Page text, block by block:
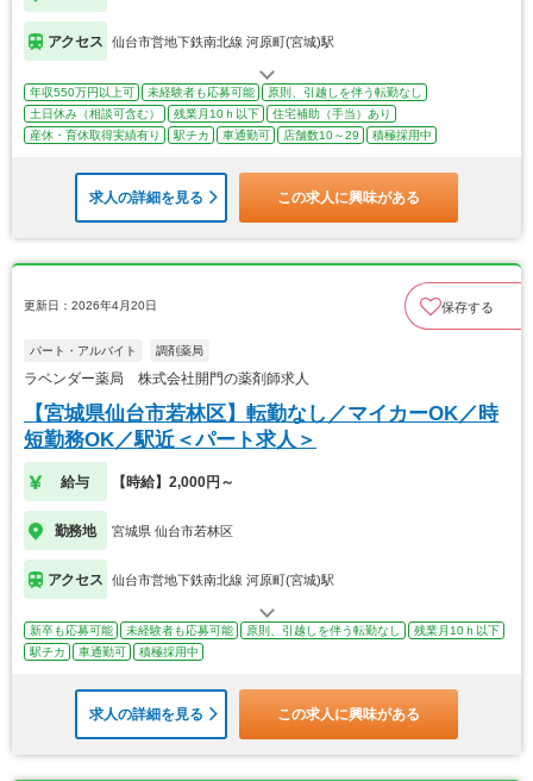
アクセス 仙台市営地下鉄南北線 河原町(宮城)駅
年収550万円以上可 未経験者も応募可能
原則、引越しを伴う転勤なし
土日休み（相談可含む）
残業月10ｈ以下
住宅補助（手当）あり
産休・育休取得実績有り
駅チカ 車通勤可 店舗数10～29 積極採用中
求人の詳細を見る この求人に興味がある
更新日：2026年4月20日 保存する
パート・アルバイト 調剤薬局
ラベンダー薬局 株式会社開門の薬剤師求人
【宮城県仙台市若林区】転勤なし／マイカーOK／時
短勤務OK／駅近＜パート求人＞
給与 【時給】2,000円～
勤務地 宮城県 仙台市若林区
アクセス 仙台市営地下鉄南北線 河原町(宮城)駅
新卒も応募可能 未経験者も応募可能 原則、引越しを伴う転勤なし
残業月10ｈ以下
駅チカ
車通勤可 積極採用中
求人の詳細を見る この求人に興味がある